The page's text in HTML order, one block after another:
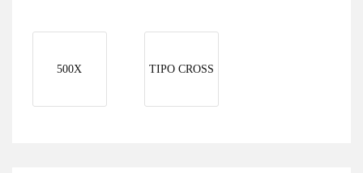
500X TIPO CROSS